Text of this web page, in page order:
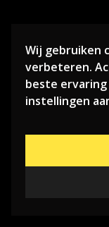
Wij gebruiken
verbeteren.
beste
instellingen